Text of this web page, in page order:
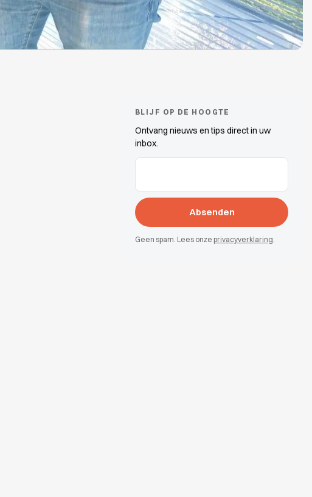
BLIJF OP DE HOOGTE
Ontvang nieuws en tips direct in uw
inbox.
E-Mail-Adressen
Geen spam. Lees onze privacyverklaring.